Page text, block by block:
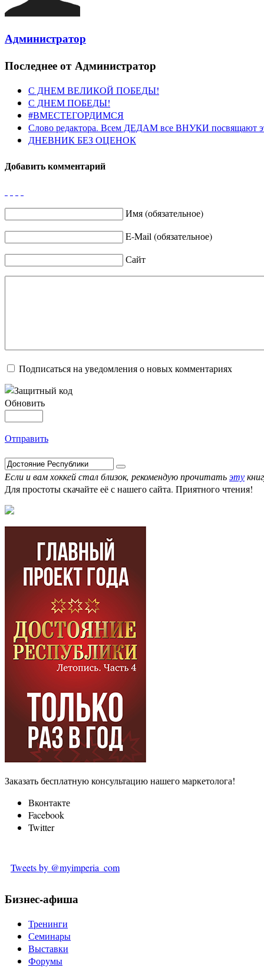
Администратор
Последнее от Администратор
С ДНЕМ ВЕЛИКОЙ ПОБЕДЫ!
С ДНЕМ ПОБЕДЫ!
#ВМЕСТЕГОРДИМСЯ
Слово редактора. Всем ДЕДАМ все ВНУКИ посвящают
ДНЕВНИК БЕЗ ОЦЕНОК
Добавить комментарий
Имя (обязательное)
E-Mail (обязательное)
Сайт
Подписаться на уведомления о новых комментариях
Обновить
Отправить
Если и вам хоккей стал близок, рекомендую прочитатьэту
Для простоты скачайте её с нашего сайта. Приятного чтения!
Заказать бесплатную консультацию нашего маркетолога!
Вконтакте
Facebook
Twitter
Tweets by @myimperia_com
Бизнес-афиша
Тренинги
Семинары
Выставки
Форумы